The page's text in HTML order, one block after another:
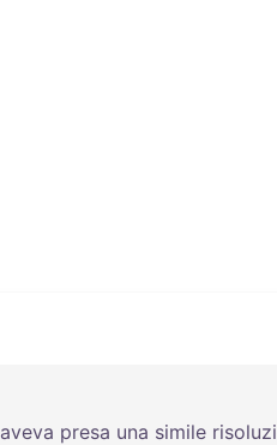
aveva presa una simile